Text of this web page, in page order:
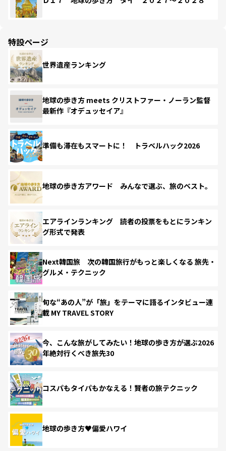
特設ページ
世界遺産ランキング
地球の歩き方 meets クリストファー・ノーラン監督
最新作『オデュッセイア』
準備も滞在もスマートに！ トラベルハック2026
地球の歩き方アワード みんなで選ぶ、旅のベスト。
エアラインランキング 読者の投票をもとにランキン
グ形式で発表
Next韓国旅 次の韓国旅行がもっと楽しくなる 旅先・
グルメ・テクニック
旬な“あの人”が「旅」をテーマに語るインタビュー連
載 MY TRAVEL STORY
今、こんな旅がしてみたい！地球の歩き方が選ぶ2026
年絶対行くべき旅先30
コスパもタイパもかなえる！賢者の旅テクニック
地球の歩き方♥偏愛ハワイ